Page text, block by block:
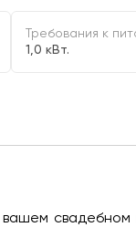
Требования к
1,0 кВт.
свадебном